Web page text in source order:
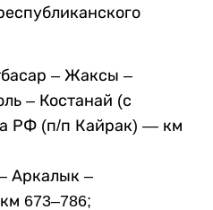
– Жаксы –
– Костанай (с
РФ (п/п Кайрак) — км
Аркалык –
673–786;